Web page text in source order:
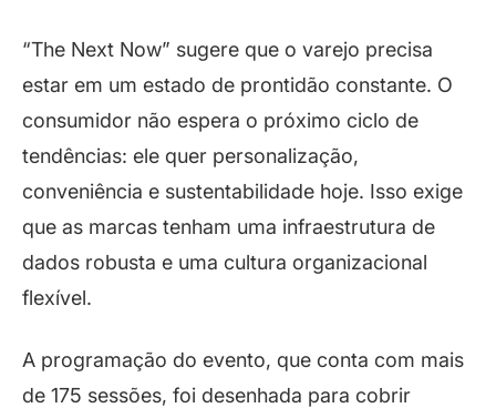
“The Next Now” sugere que o varejo precisa
estar em um estado de prontidão constante. O
consumidor não espera o próximo ciclo de
tendências: ele quer personalização,
conveniência e sustentabilidade hoje. Isso exige
que as marcas tenham uma infraestrutura de
dados robusta e uma cultura organizacional
flexível.
A programação do evento, que conta com mais
de 175 sessões, foi desenhada para cobrir